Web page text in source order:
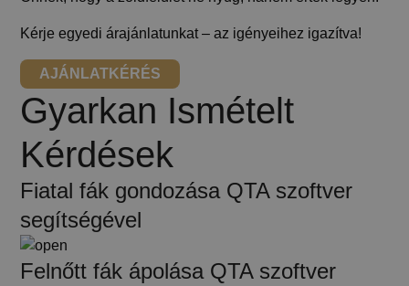
Kérje egyedi árajánlatunkat – az igényeihez igazítva!
AJÁNLATKÉRÉS
Gyarkan Ismételt
Kérdések
Fiatal fák gondozása QTA szoftver
segítségével
Felnőtt fák ápolása QTA szoftver